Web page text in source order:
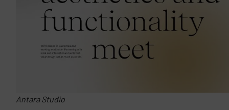
Antara Studio